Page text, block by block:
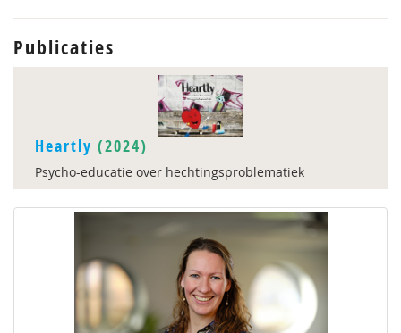
Publicaties
Heartly (2024)
Psycho-educatie over hechtingsproblematiek